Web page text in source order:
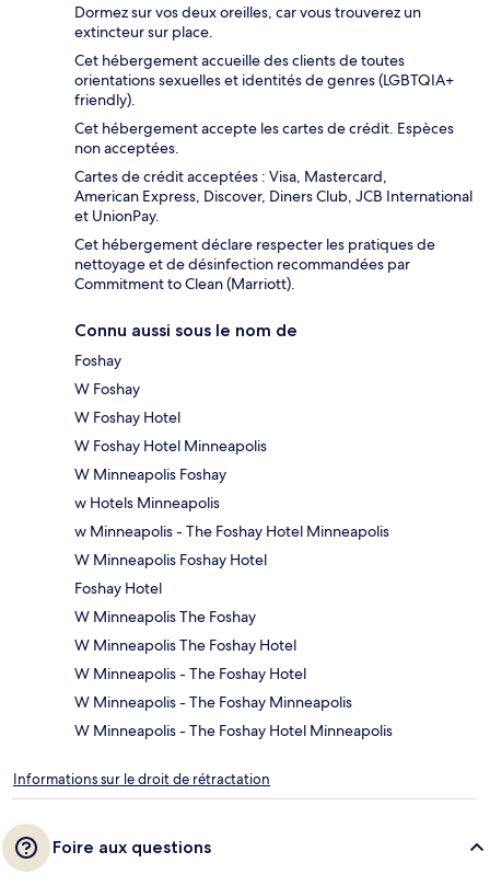
Dormez sur vos deux oreilles, car vous trouverez un
extincteur sur place.
Cet hébergement accueille des clients de toutes
orientations sexuelles et identités de genres (LGBTQIA+
friendly).
Cet hébergement accepte les cartes de crédit. Espèces
non acceptées.
Cartes de crédit acceptées : Visa, Mastercard,
American Express, Discover, Diners Club, JCB International
et UnionPay.
Cet hébergement déclare respecter les pratiques de
nettoyage et de désinfection recommandées par
Commitment to Clean (Marriott).
Connu aussi sous le nom de
Foshay
W Foshay
W Foshay Hotel
W Foshay Hotel Minneapolis
W Minneapolis Foshay
w Hotels Minneapolis
w Minneapolis - The Foshay Hotel Minneapolis
W Minneapolis Foshay Hotel
Foshay Hotel
W Minneapolis The Foshay
W Minneapolis The Foshay Hotel
W Minneapolis - The Foshay Hotel
W Minneapolis - The Foshay Minneapolis
W Minneapolis - The Foshay Hotel Minneapolis
Informations sur le droit de rétractation
Foire aux questions